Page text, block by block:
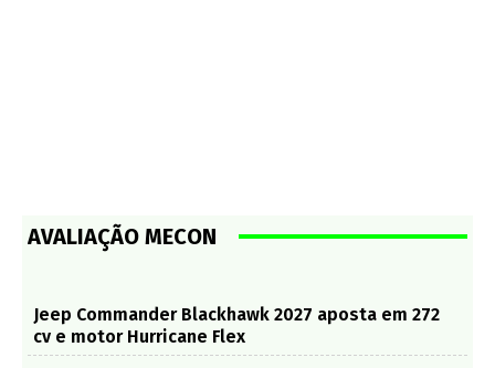
AVALIAÇÃO MECON
Jeep Commander Blackhawk 2027 aposta em 272
cv e motor Hurricane Flex